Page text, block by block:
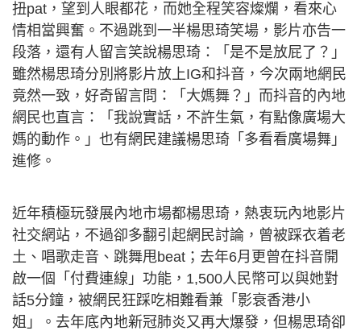
扭pat，望到人眼都花，而她全程笑容燦爛，看來心
情相當興奮。不過跳到一半楊思琦笑場，影片亦告一
段落，還有人留言笑說楊思琦：「是不是放屁了？」
雖然楊思琦分別將影片放上IG和抖音，今次兩地網民
竟然一致，好奇留言問：「大媽舞？」而抖音的內地
網民也直言：「我說實話，不許生氣，有點像廣場大
媽的動作。」也有網民建議楊思琦「多看看廣場舞」
進修。
近年積極玩發展內地市場都楊思琦，熱衷玩內地影片
社交網站，不過卻多翻引起網民討論，曾被踩衣着老
土、唱歌走音、跳舞甩beat；去年6月更曾在抖音開
啟一個「付費連線」功能，1,500人民幣可以與她對
話5分鐘，被網民狂踩吃相難看兼「影衰香港小
姐」。去年底內地新冠肺炎又再大爆發，但楊思琦卻